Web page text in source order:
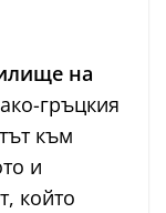
на
гръцкия
към
и
който